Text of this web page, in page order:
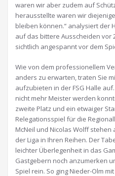
waren wir aber zudem auf
herausstellte waren wir
bleiben können.“ analysiert der
auf das bittere Ausscheiden vor
sichtlich angespannt vor dem
Wie von dem professionellem
anders zu erwarten, traten Sie
aufzubieten in der FSG Halle
nicht mehr Meister werden
zweite Platz und ein etwaiger
Relegationsspiel für die
McNeil und Nicolas Wolff
der Liga in Ihren Reihen. Der
leichter Überlegenheit in das
Gastgebern noch anzumerken
Spiel rein. So ging Nieder-Olm